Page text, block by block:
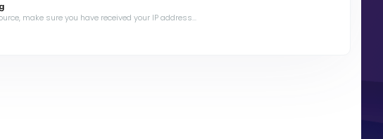
make sure you have received your IP address...